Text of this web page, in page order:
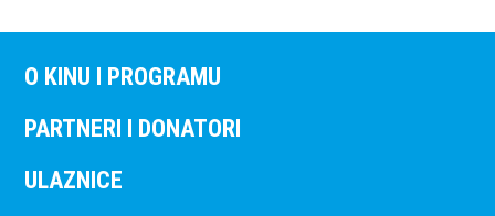
O KINU I PROGRAMU
PARTNERI I DONATORI
ULAZNICE